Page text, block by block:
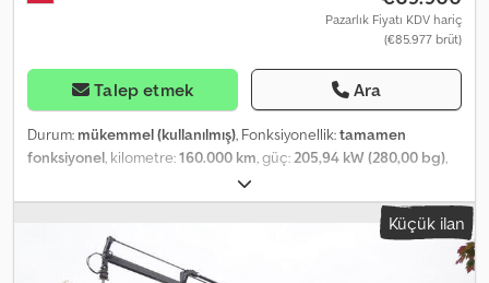
Pazarlık Fiyatı KDV hariç
(€85.977 brüt)
Talep etmek Ara
Durum: mükemmel (kullanılmış), Fonksiyonellik:tamamen
fonksiyonel, kilometre:160.000 km, güç:205,94 kW (280,00 bg),
10.970 kg
toplam ağırlık:19.000 kg, dingil konfigürasyonu:4x2, dingil
gündüz kabini,
vites türü:otomatik
, yükleme alanı uzunluğu:
6.200 mm, yükleme alanı genişliği:
Küçük ilan